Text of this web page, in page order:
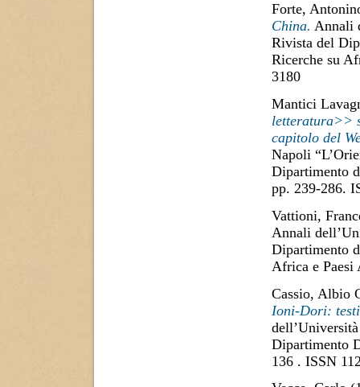
Forte,
China. Annali
Rivista del
Ricerche su
3180
Mantici
letteratura>>
capitolo del
Napoli
Dipartimento
pp. 239-286.
Vattioni,
Annali
Dipartimento
Africa e Paesi
Cassio, Albio
Ioni-Dori:
Dipartimento
136 . ISSN